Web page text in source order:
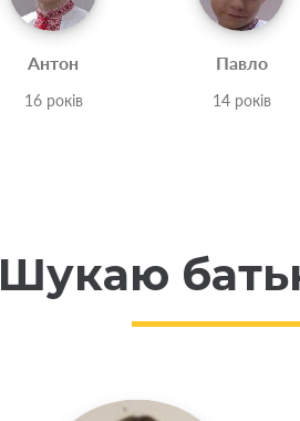
Антон
16 років
Павло
14 років
Шукаю